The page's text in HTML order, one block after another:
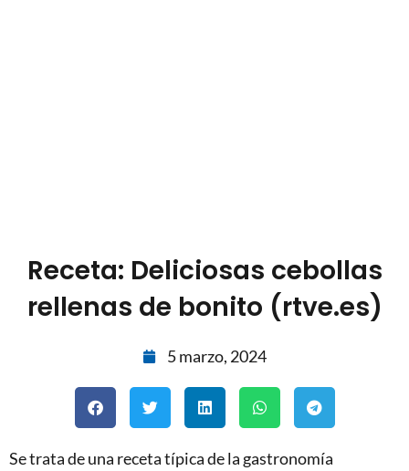
Receta: Deliciosas cebollas
rellenas de bonito (rtve.es)
5 marzo, 2024
Se trata de una receta típica de la gastronomía